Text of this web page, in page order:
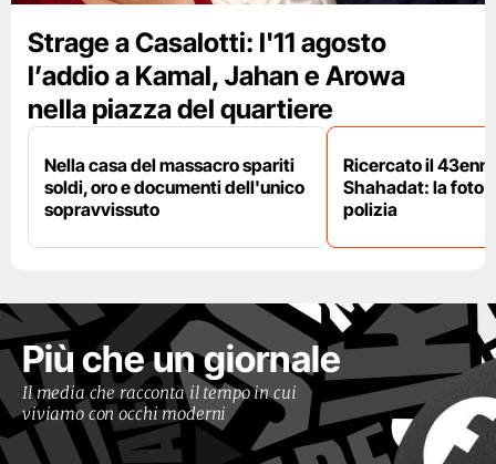
Strage a Casalotti: l'11 agosto
l’addio a Kamal, Jahan e Arowa
nella piazza del quartiere
Nella casa del massacro spariti
soldi, oro e documenti dell'unico
sopravvissuto
Ricercato il
Shahadat: la foto
polizia
Più che un giornale
Il media che racconta il tempo in cui
viviamo con occhi moderni